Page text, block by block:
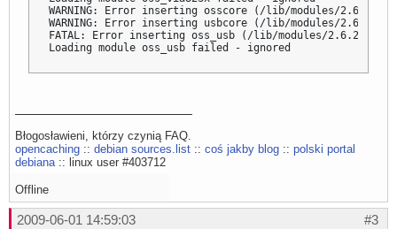
WARNING: Error inserting osscore (/lib/modules/2.6.26-
WARNING: Error inserting usbcore (/lib/modules/
FATAL: Error inserting oss_usb (/lib/modules/2.6.26-2-
Loading module oss_usb failed - ignored
Błogosławieni, którzy czynią FAQ.
opencaching :: debian sources.list :: coś jakby blog :: polski portal
debiana:: linux user #403712
Offline
#3
2009-06-01 14:59:03